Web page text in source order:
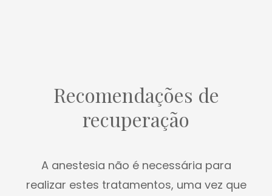
Recomendações de
recuperação
A anestesia não é necessária para
realizar estes tratamentos, uma vez que